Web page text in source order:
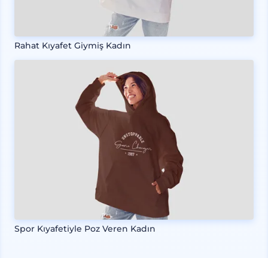
Rahat Kıyafet Giymiş Kadın
Spor Kıyafetiyle Poz Veren Kadın